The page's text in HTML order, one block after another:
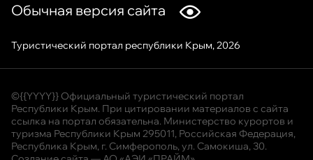
Обычная версия сайта
Туристический портал республики Крым, 2026
©{{YYYY}} Официальный туристический портал
Республики Крым. При цитировании материалов с сайта
ссылка на портал обязательна. Министерство курортов и
туризма Республики Крым 295011, Российская Федерация,
Республика Крым, г. Симферополь, ул. Самокиша, 30.